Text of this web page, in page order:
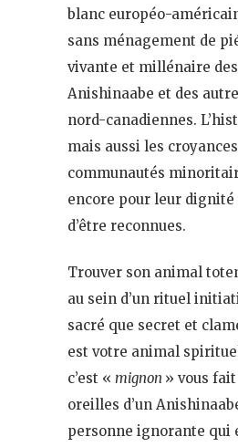
blanc européo-
sans ménagement de
vivante et millénaire
Anishinaabe et des
nord-canadiennes.
mais aussi les
communautés
encore pour leur
d’être reconnues.
Trouver son animal
au sein d’un rituel
sacré que secret et
est votre animal
c’est « mignon » vous
oreilles d’un
personne ignorante qui